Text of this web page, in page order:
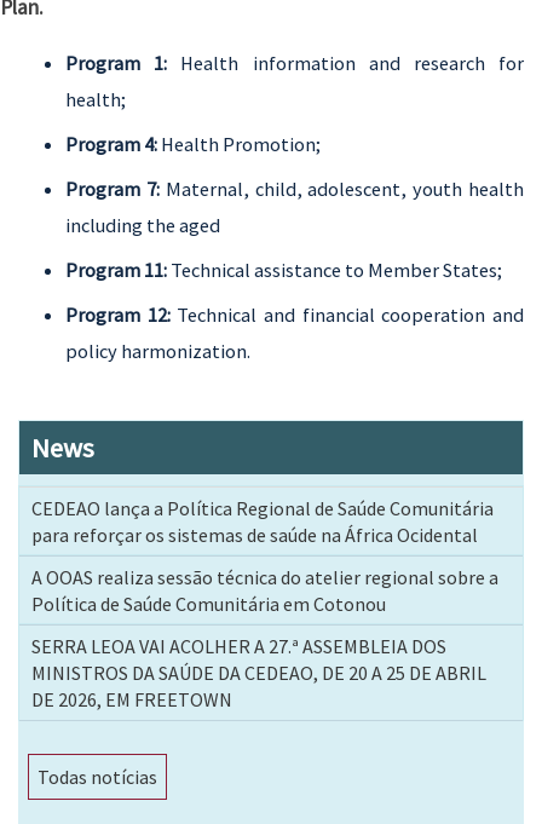
Plan.
Program 1: Health information and research for
health;
Program 4: Health Promotion;
Program 7:Maternal, child, adolescent, youth health
including the aged
Program 11: Technical assistance to Member States;
Program 12:Technical and financial cooperation and
policy harmonization.
News
CEDEAO lança a Política Regional de Saúde Comunitária
para reforçar os sistemas de saúde na África Ocidental
A OOAS realiza sessão técnica do atelier regional sobre a
Política de Saúde Comunitária em Cotonou
SERRA LEOA VAI ACOLHER A 27.ª ASSEMBLEIA DOS
MINISTROS DA SAÚDE DA CEDEAO, DE 20 A 25 DE ABRIL
DE 2026, EM FREETOWN
Todas notícias